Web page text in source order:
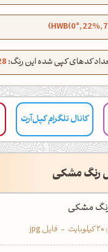
HWB(0°, 22%,
کدهای کپی شده این رنگ:
کانال تلگرام کپل‌آرت
رنگ مشکی
مشکی
- فایل jpg
تلگرام
ایــتا
کانال
اندروید اَپ